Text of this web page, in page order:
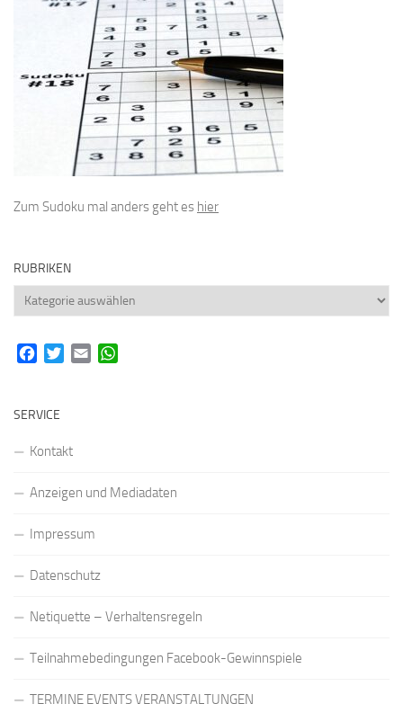
Zum Sudoku mal anders geht es hier
RUBRIKEN
Rubriken
FacebookTwitterEmail
SERVICE
Kontakt
Anzeigen und Mediadaten
Impressum
Datenschutz
Netiquette – Verhaltensregeln
Teilnahmebedingungen Facebook-Gewinnspiele
TERMINE EVENTS VERANSTALTUNGEN